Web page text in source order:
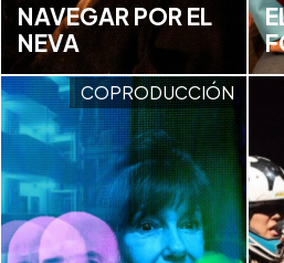
NAVEGAR POR EL
NEVA
COPRODUCCIÓN